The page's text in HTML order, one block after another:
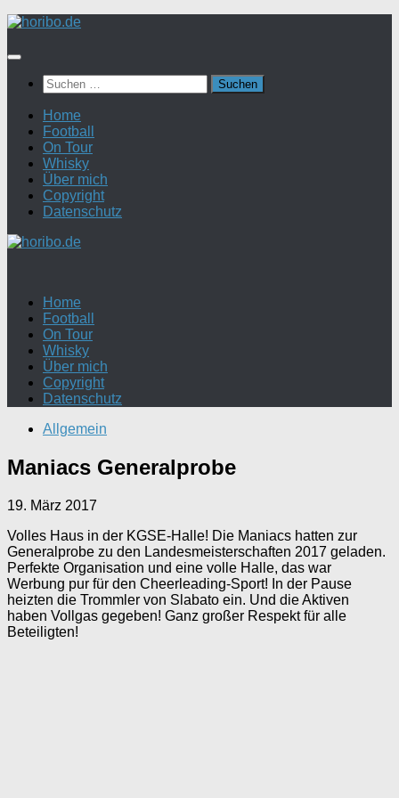
Zum
springen
Suchen
nach:
Home
Football
On Tour
Whisky
Über mich
Copyright
Datenschutz
Home
Football
On Tour
Whisky
Über mich
Copyright
Datenschutz
Allgemein
Maniacs Generalprobe
19. März 2017
Volles Haus in der KGSE-Halle! Die Maniacs hatten zur
Generalprobe zu den Landesmeisterschaften 2017 geladen.
Perfekte Organisation und eine volle Halle, das war
Werbung pur für den Cheerleading-Sport! In der Pause
heizten die Trommler von Slabato ein. Und die Aktiven
haben Vollgas gegeben! Ganz großer Respekt für alle
Beteiligten!